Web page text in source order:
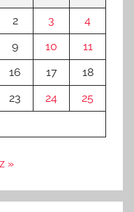
2 3
4
9 10
11
16 17
18
23 24
25
»